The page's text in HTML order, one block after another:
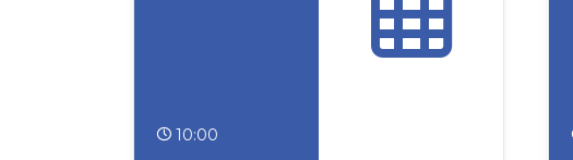
10:00